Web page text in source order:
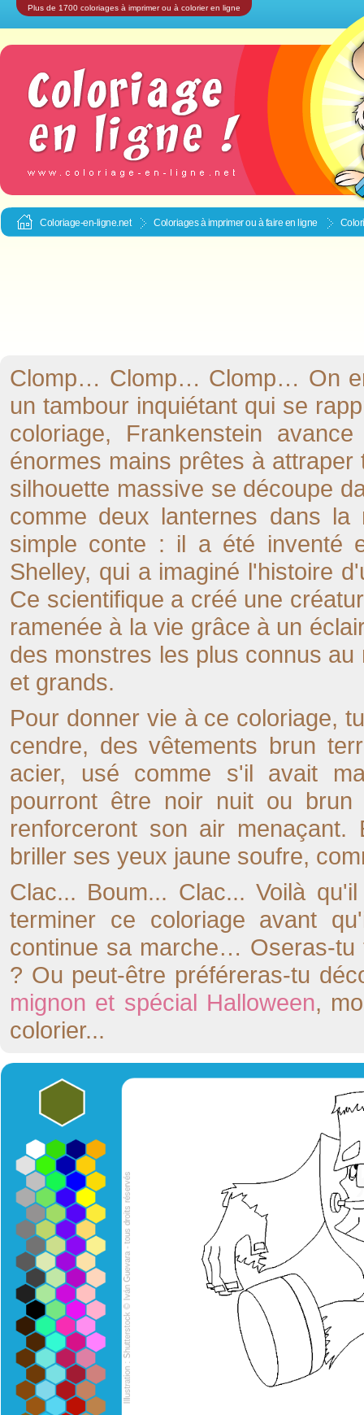
Plus de 1700 coloriages à imprimer ou à colorier en ligne
Coloriage-en-ligne.net Coloriages à imprimer ou à faire en ligne
Clomp… Clomp… Clomp… On
un tambour inquiétant qui se
coloriage, Frankenstein
énormes mains prêtes à
silhouette massive se découpe
comme deux lanternes dans
simple conte : il a été inventé
Shelley, qui a imaginé l'histoire
Ce scientifique a créé une
ramenée à la vie grâce à un
des monstres les plus connus
et grands.
Pour donner vie à ce coloriage,
cendre, des vêtements brun
acier, usé comme s'il avait
pourront être noir nuit ou
renforceront son air
briller ses yeux jaune soufre,
Clac... Boum... Clac... Voilà
terminer ce coloriage avant
continue sa marche… Oseras-tu
? Ou peut-être préféreras-tu
mignon et spécial Halloween,
colorier...